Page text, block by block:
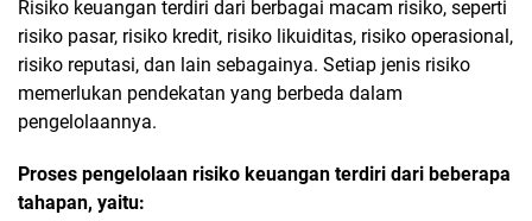
Risiko keuangan terdiri dari berbagai macam risiko, seperti
risiko pasar, risiko kredit, risiko likuiditas, risiko operasional,
risiko reputasi, dan lain sebagainya. Setiap jenis risiko
memerlukan pendekatan yang berbeda dalam
pengelolaannya.
Proses pengelolaan risiko keuangan terdiri dari beberapa
tahapan, yaitu: